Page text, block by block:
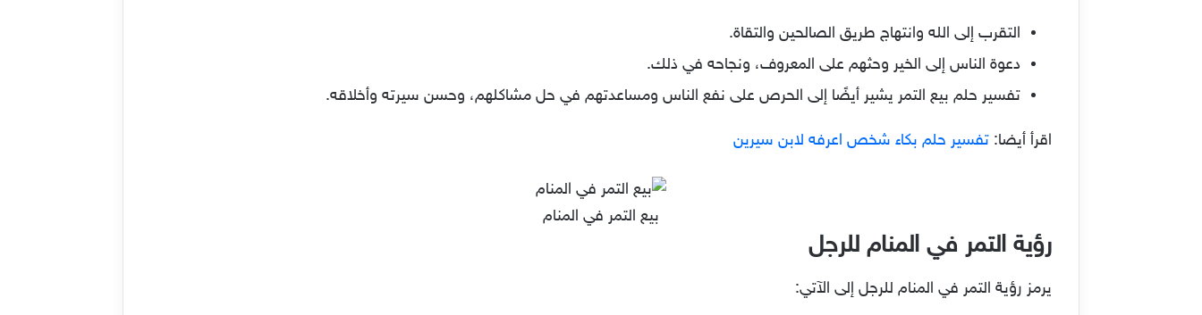
التقرب إلى الله وانتهاج طريق الصالحين والتقاة.
دعوة الناس إلى الخير وحثهم على المعروف، ونجاحه في ذلك.
تفسير حلم بيع التمر يشير أيضًا إلى الحرص على نفع الناس ومساعدتهم في حل مشاكلهم، وحسن سيرته وأخلاقه.
اقرأ أيضا: تفسير حلم بكاء شخص اعرفه لابن سيرين
بيع التمر في المنام
رؤية التمر في المنام للرجل
يرمز رؤية التمر في المنام للرجل إلى الآتي: